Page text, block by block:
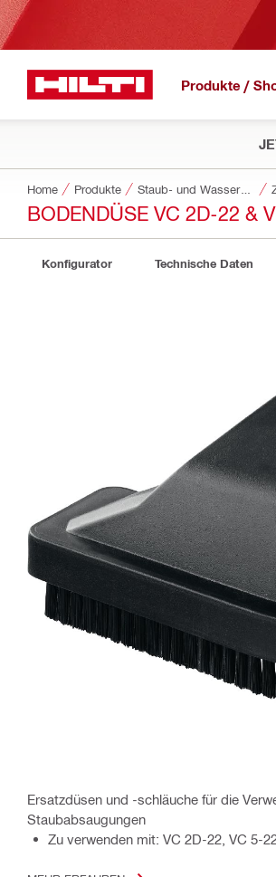
Produkte /
Home Produkte Staub- und Wassermanagement
BODENDÜSE VC 2D-22 &
Konfigurator Technische Daten
Ersatzdüsen und -schläuche für die
Staubabsaugungen
Zu verwenden mit: VC 2D-22, VC 5-